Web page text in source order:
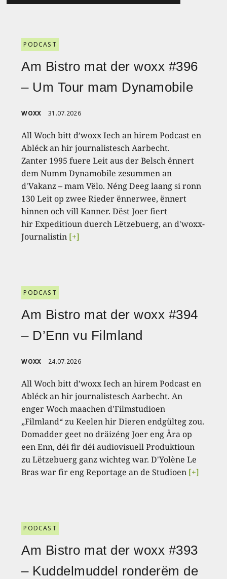
PODCAST
Am Bistro mat der woxx #396
– Um Tour mam Dynamobile
WOXX 31.07.2026
All Woch bitt d’woxx Iech an hirem Podcast en
Abléck an hir journalistesch Aarbecht.
Zanter 1995 fuere Leit aus der Belsch ënnert
dem Numm Dynamobile zesummen an
d'Vakanz – mam Vëlo. Néng Deeg laang si ronn
130 Leit op zwee Rieder ënnerwee, ënnert
hinnen och vill Kanner. Dëst Joer fiert
hir Expeditioun duerch Lëtzebuerg, an d'woxx-
Journalistin [+]
PODCAST
Am Bistro mat der woxx #394
– D’Enn vu Filmland
WOXX 24.07.2026
All Woch bitt d’woxx Iech an hirem Podcast en
Abléck an hir journalistesch Aarbecht. An
enger Woch maachen d'Filmstudioen
„Filmland“ zu Keelen hir Dieren endgülteg zou.
Domadder geet no dräizéng Joer eng Ära op
een Enn, déi fir déi audiovisuell Produktioun
zu Lëtzebuerg ganz wichteg war. D'Yolène Le
Bras war fir eng Reportage an de Studioen [+]
PODCAST
Am Bistro mat der woxx #393
– Kuddelmuddel ronderëm de